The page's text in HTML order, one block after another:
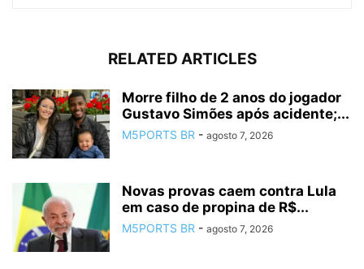
RELATED ARTICLES
Morre filho de 2 anos do jogador
Gustavo Simões após acidente;...
M5PORTS BR - agosto 7, 2026
Novas provas caem contra Lula
em caso de propina de R$...
M5PORTS BR - agosto 7, 2026